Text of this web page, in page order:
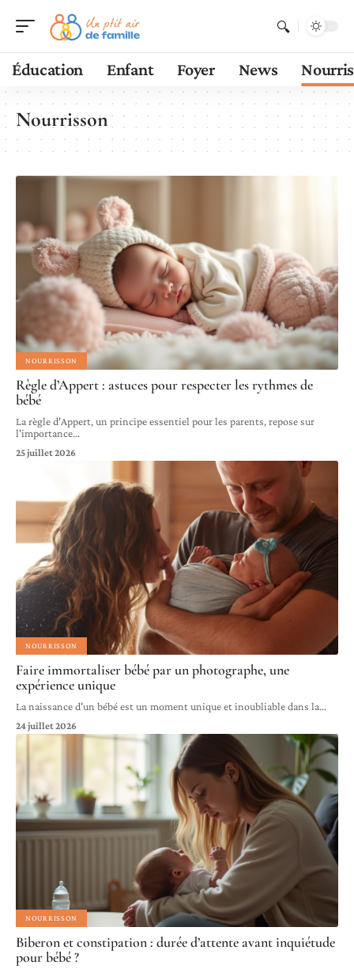
Éducation Enfant Foyer News
Nourrisson
NOURRISSON
Règle d’Appert : astuces pour respecter les rythmes de
bébé
La règle d'Appert, un principe essentiel pour les parents, repose sur
l'importance…
25 juillet 2026
NOURRISSON
Faire immortaliser bébé par un photographe, une
expérience unique
La naissance d'un bébé est un moment unique et inoubliable dans la…
24 juillet 2026
NOURRISSON
Biberon et constipation : durée d’attente avant inquiétude
pour bébé ?